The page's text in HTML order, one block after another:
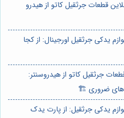
قطعات جرثقیل کاتو از هیدرو
یدکی جرثقیل اورجینال: از کجا
جرثقیل کاتو از هیدروسنتر:
ضروری 🏗️
یدکی جرثقیل: از پارت یدک